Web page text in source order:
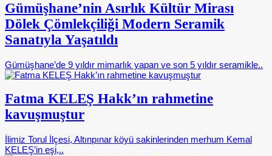
Gümüşhane’nin Asırlık Kültür Mirası
Dölek Çömlekçiliği Modern Seramik
Sanatıyla Yaşatıldı
Gümüşhane’de 9 yıldır mimarlık yapan ve son 5 yıldır seramikle..
Fatma KELEŞ Hakk’ın rahmetine
kavuşmuştur
İlimiz Torul İlçesi, Altınpınar köyü sakinlerinden merhum Kemal
KELEŞ’in eşi,..